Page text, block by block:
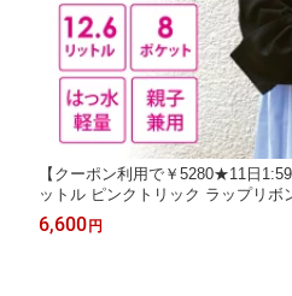
【クーポン利用で￥5280★11日
ットル ピンクトリック ラップリ
女の子 小学生 リュックサック オー
おしゃれ リボン 旅行 学童 通学 撥
6,600 円